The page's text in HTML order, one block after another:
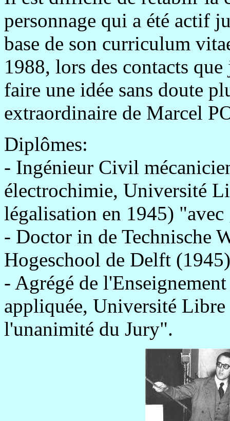
personnage qui a été actif
base de son curriculum
1988, lors des contacts
faire une idée sans doute
extraordinaire de Marcel
Diplômes:
- Ingénieur Civil
électrochimie, Université
légalisation en 1945)
- Doctor in de Technische
Hogeschool de Delft
- Agrégé de
appliquée, Université
l'unanimité du Jury".